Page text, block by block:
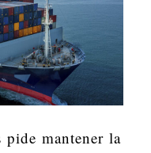
pide mantener la